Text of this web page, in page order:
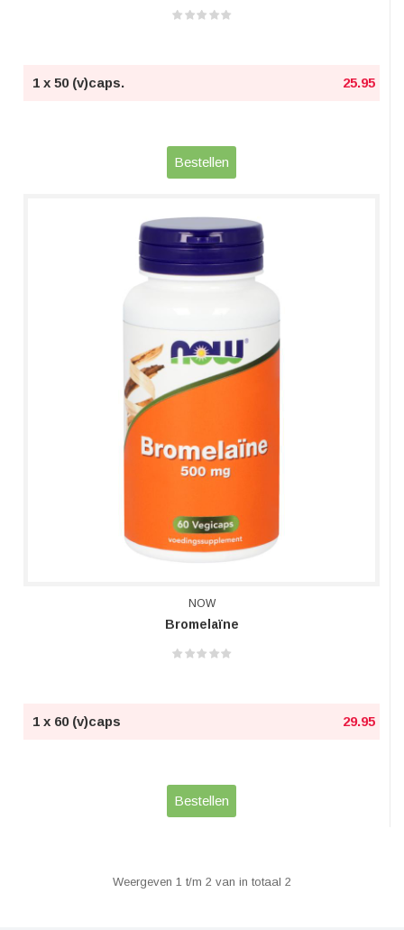
1 x 50 (v)caps. 25.95
Bestellen
NOW
Bromelaïne
1 x 60 (v)caps 29.95
Bestellen
Weergeven 1 t/m 2 van in totaal 2